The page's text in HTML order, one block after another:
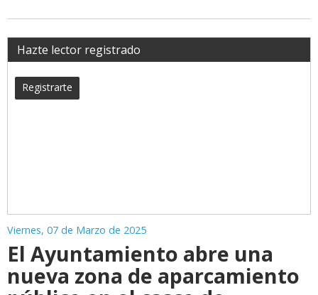
Hazte lector registrado
Registrarte
Viernes, 07 de Marzo de 2025
El Ayuntamiento abre una
nueva zona de aparcamiento